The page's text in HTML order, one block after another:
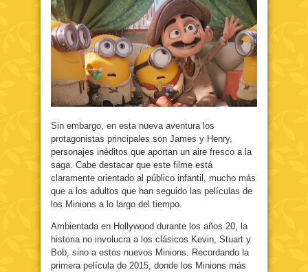
Sin embargo, en esta nueva aventura los
protagonistas principales son James y Henry,
personajes inéditos que aportan un aire fresco a la
saga. Cabe destacar que este filme está
claramente orientado al público infantil, mucho más
que a los adultos que han seguido las películas de
los Minions a lo largo del tiempo.
Ambientada en Hollywood durante los años 20, la
historia no involucra a los clásicos Kevin, Stuart y
Bob, sino a estos nuevos Minions. Recordando la
primera película de 2015, donde los Minions más